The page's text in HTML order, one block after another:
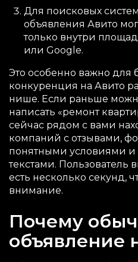
Для поисковых
объявления Авито
только внутри
или Google.
Это особенно важно для
конкуренция на Авито
нише. Если раньше
написать «ремонт
сейчас рядом с вами
компаний с отзывами,
понятными условиями
текстами. Пользователь
есть несколько секунд,
внимание.
Почему
объявление